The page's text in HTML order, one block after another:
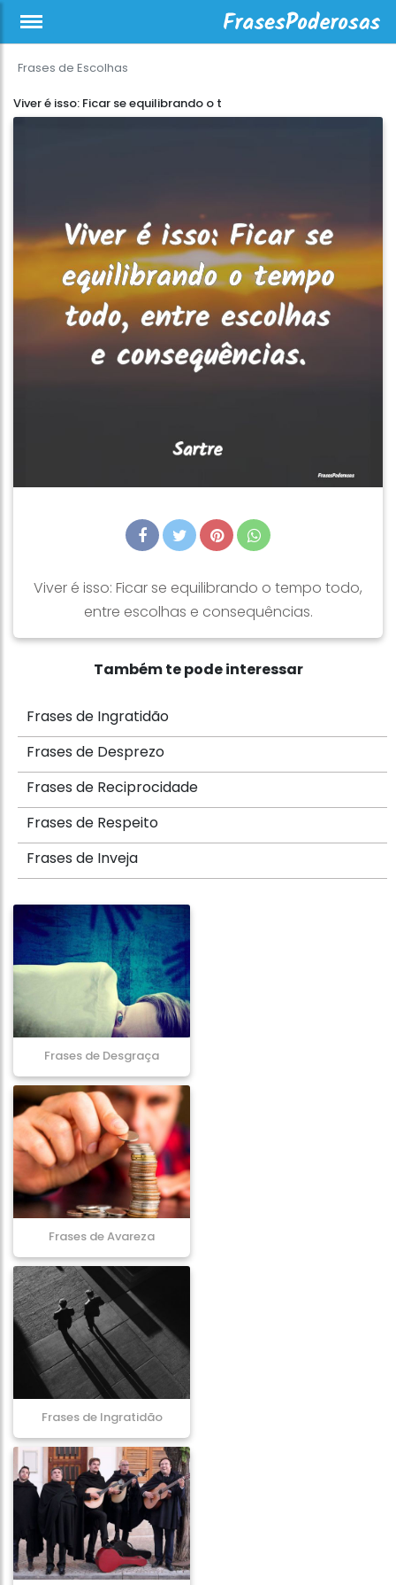
Frases de Escolhas
Viver é isso: Ficar se equilibrando o t
Viver é isso: Ficar se equilibrando o tempo todo,
entre escolhas e consequências.
Também te pode interessar
Frases de Ingratidão
Frases de Desprezo
Frases de Reciprocidade
Frases de Respeito
Frases de Inveja
Frases de Desgraça
Frases de Avareza
Frases de Ingratidão